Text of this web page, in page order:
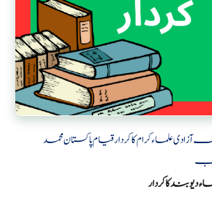
آزادیعلماء کرام کا کردارقیام پاکستانمحمد
دیوبند کا کردار